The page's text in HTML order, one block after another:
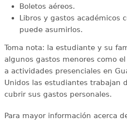
Boletos aéreos.
Libros y gastos académicos
puede asumirlos.
Toma nota: la estudiante y su
algunos gastos menores como
a actividades presenciales en
Unidos las estudiantes trabajan
cubrir sus gastos personales.
Para mayor información acerca